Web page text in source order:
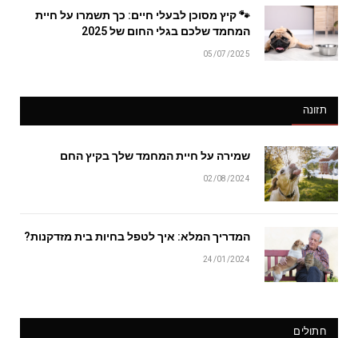
🐾 קיץ מסוכן לבעלי חיים: כך תשמרו על חיית
המחמד שלכם בגלי החום של 2025
05/07/2025
תזונה
שמירה על חיית המחמד שלך בקיץ החם
02/08/2024
המדריך המלא: איך לטפל בחיות בית מזדקנות?
24/01/2024
חתולים